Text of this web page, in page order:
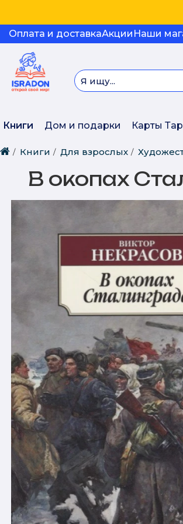
Оплата и доставкаАкции Наши
Книги Дом и подарки Карты
Книги Для взрослых
В окопах